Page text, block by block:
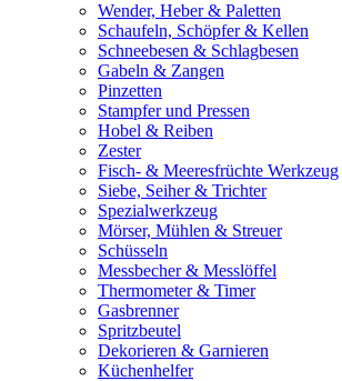
Wender, Heber & Paletten
Schaufeln, Schöpfer & Kellen
Schneebesen & Schlagbesen
Gabeln & Zangen
Pinzetten
Stampfer und Pressen
Hobel & Reiben
Zester
Fisch- & Meeresfrüchte Werkzeug
Siebe, Seiher & Trichter
Spezialwerkzeug
Mörser, Mühlen & Streuer
Schüsseln
Messbecher & Messlöffel
Thermometer & Timer
Gasbrenner
Spritzbeutel
Dekorieren & Garnieren
Küchenhelfer